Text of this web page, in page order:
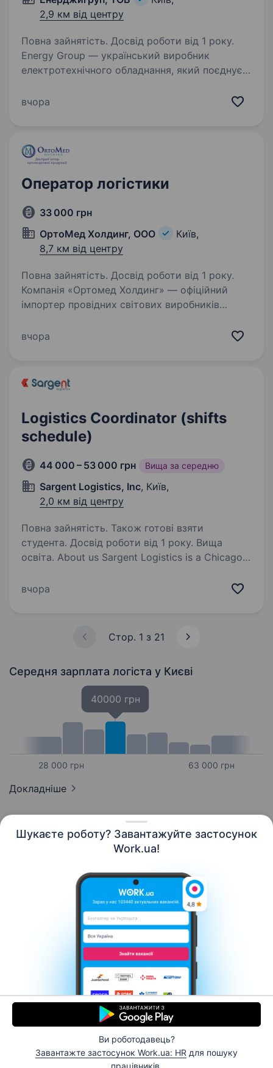
Шукаєте роботу? Завантажуйте застосунок
Work.ua!
Ви роботодавець?
Завантажте застосунок Work.ua: HR для пошуку
працівників.
2,9 км від центру
Повна зайнятість. Досвід роботи від 1 року.
Energy Group — український виробник
електротехнічного обладнання, який поєднує
Ми створюємо трансформаторні підстанції,
вчора
Оператор логістики
33 000 грн
ОртоМед Холдинг, ООО
Київ,
8,7 км від центру
Повна зайнятість. Досвід роботи від 1 року.
Компанія «Ортомед Холдинг» — офіційний
імпортер провідних світових виробників
Понад 22 роки ми є одним із лідерів ринку
вчора
Logistics Coordinator (shifts
schedule)
44 000 – 53 000 грн Вища за середню
Sargent Logistics, Inc, Київ,
2,0 км від центру
Повна зайнятість. Також готові взяти
студента. Досвід роботи від 1 року. Вища
освіта. About us Sargent Logistics is a Chicago-
moving freight coast to coast across the US.
вчора
Стор. 1 з 21
Середня зарплата логіста у Києві
28 000 грн
40000 грн
63 000 грн
Докладніше
Контакти Про нас
Кар’єра
Допомога Умови використання
© 2006–2026 Work.ua. Сервіс пошуку роботи №1 в